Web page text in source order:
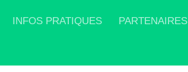
INFOS PRATIQUES PARTENAIRES